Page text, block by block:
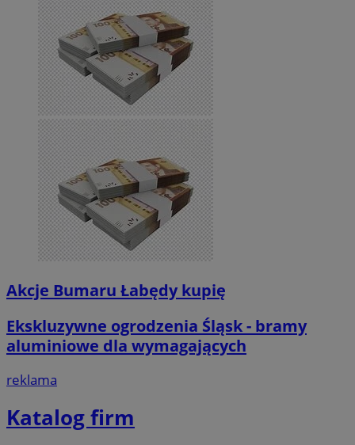
Akcje Bumaru Łabędy kupię
Ekskluzywne ogrodzenia Śląsk - bramy
aluminiowe dla wymagających
reklama
Katalog firm